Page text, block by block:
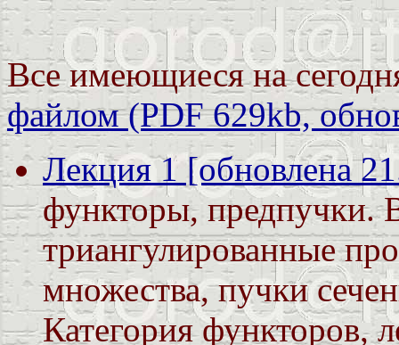
Все имеющиеся на
файлом (PDF 629kb,
Лекция 1 [обновлена
функторы,
триангулированные
множества, пучки
Категория